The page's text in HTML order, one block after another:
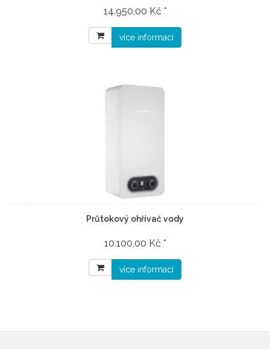
14.950,00 Kč *
více informací
Průtokový ohřívač vody
10.100,00 Kč *
více informací